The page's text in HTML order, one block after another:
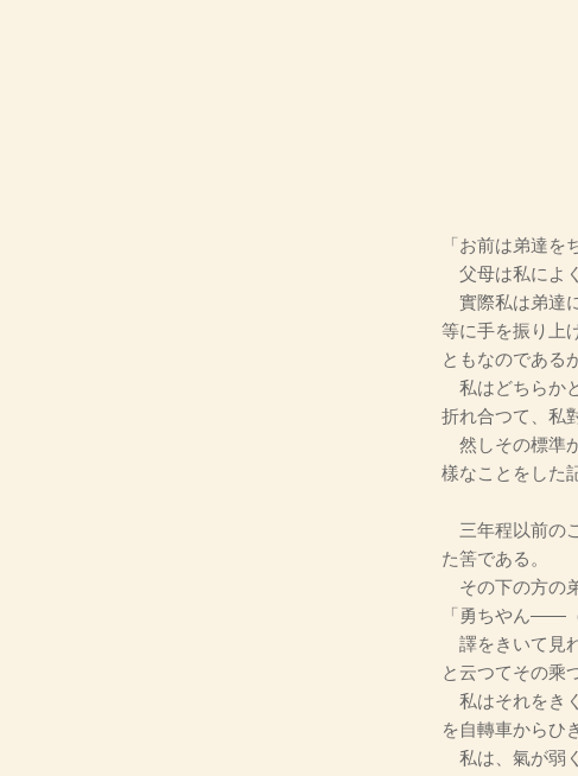
「お前は弟達を
父母は私によ
實際私は弟達
等に手を振り上
ともなのである
私はどちらか
折れ合つて、私
然しその標準
樣なことをした
三年程以前の
た筈である。
その下の方の
「勇ちやん――
譯をきいて見
と云つてその乘
私はそれをき
を自轉車からひ
私は、氣が弱